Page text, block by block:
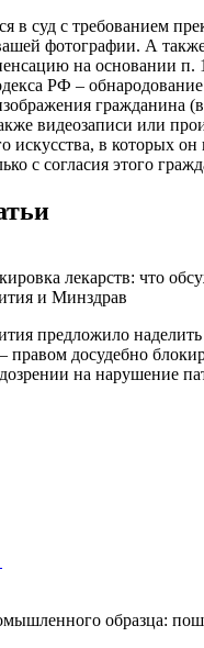
в суд с требованием
фотографии. А
на основании п.
РФ –
гражданина
видеозаписи или
искусства, в которых
с согласия этого
лекарств: что
и Минздрав
предложило
досудебно
на нарушение
образца: